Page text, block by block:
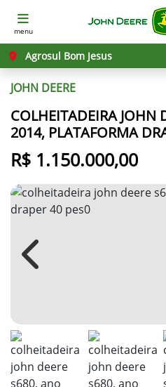
menu
Agrosul Bom Jesus
JOHN DEERE
COLHEITADEIRA JOHN
2014, PLATAFORMA
R$ 1.150.000,00
Previous